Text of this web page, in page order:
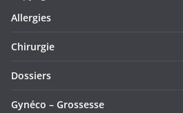
Allergies
Chirurgie
Dossiers
Gynéco – Grossesse